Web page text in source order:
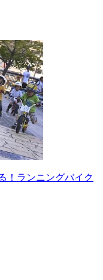
！ランニングバイク